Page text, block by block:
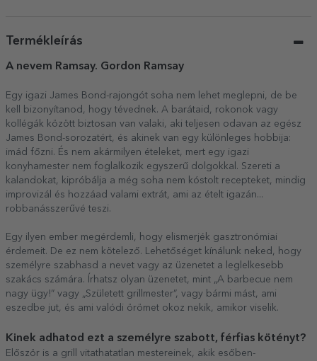
Termékleírás
A nevem Ramsay. Gordon Ramsay
Egy igazi James Bond-rajongót soha nem lehet meglepni, de be
kell bizonyítanod, hogy tévednek. A barátaid, rokonok vagy
kollégák között biztosan van valaki, aki teljesen odavan az egész
James Bond-sorozatért, és akinek van egy különleges hobbija:
imád főzni. És nem akármilyen ételeket, mert egy igazi
konyhamester nem foglalkozik egyszerű dolgokkal. Szereti a
kalandokat, kipróbálja a még soha nem kóstolt recepteket, mindig
improvizál és hozzáad valami extrát, ami az ételt igazán...
robbanásszerűvé teszi.
Egy ilyen ember megérdemli, hogy elismerjék gasztronómiai
érdemeit. De ez nem kötelező. Lehetőséget kínálunk neked, hogy
személyre szabhasd a nevet vagy az üzenetet a leglelkesebb
szakács számára. Írhatsz olyan üzenetet, mint „A barbecue nem
nagy ügy!” vagy „Született grillmester”, vagy bármi mást, ami
eszedbe jut, és ami valódi örömet okoz nekik, amikor viselik.
Kinek adhatod ezt a személyre szabott, férfias kötényt?
Először is a grill vitathatatlan mestereinek, akik esőben-